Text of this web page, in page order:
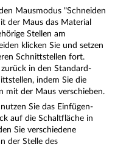
Mausmodus "Schneiden
der Maus das Material
Stellen am
klicken Sie und setzen
Schnittstellen fort.
in den Standard-
indem Sie die
mit der Maus verschieben.
Sie das Einfügen-
auf die Schaltfläche in
Sie verschiedene
der Stelle des